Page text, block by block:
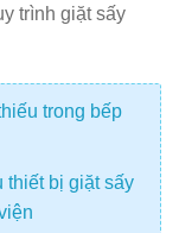
trình giặt sấy
trong bếp
thiết bị giặt sấy